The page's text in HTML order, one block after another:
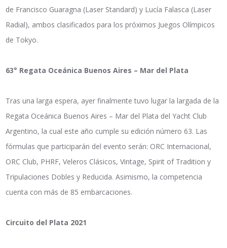
de Francisco Guaragna (Laser Standard) y Lucía Falasca (Laser
Radial), ambos clasificados para los próximos Juegos Olímpicos
de Tokyo.
63° Regata Oceánica Buenos Aires – Mar del Plata
Tras una larga espera, ayer finalmente tuvo lugar la largada de la
Regata Oceánica Buenos Aires – Mar del Plata del Yacht Club
Argentino, la cual este año cumple su edición número 63. Las
fórmulas que participarán del evento serán: ORC Internacional,
ORC Club, PHRF, Veleros Clásicos, Vintage, Spirit of Tradition y
Tripulaciones Dobles y Reducida. Asimismo, la competencia
cuenta con más de 85 embarcaciones.
Circuito del Plata 2021